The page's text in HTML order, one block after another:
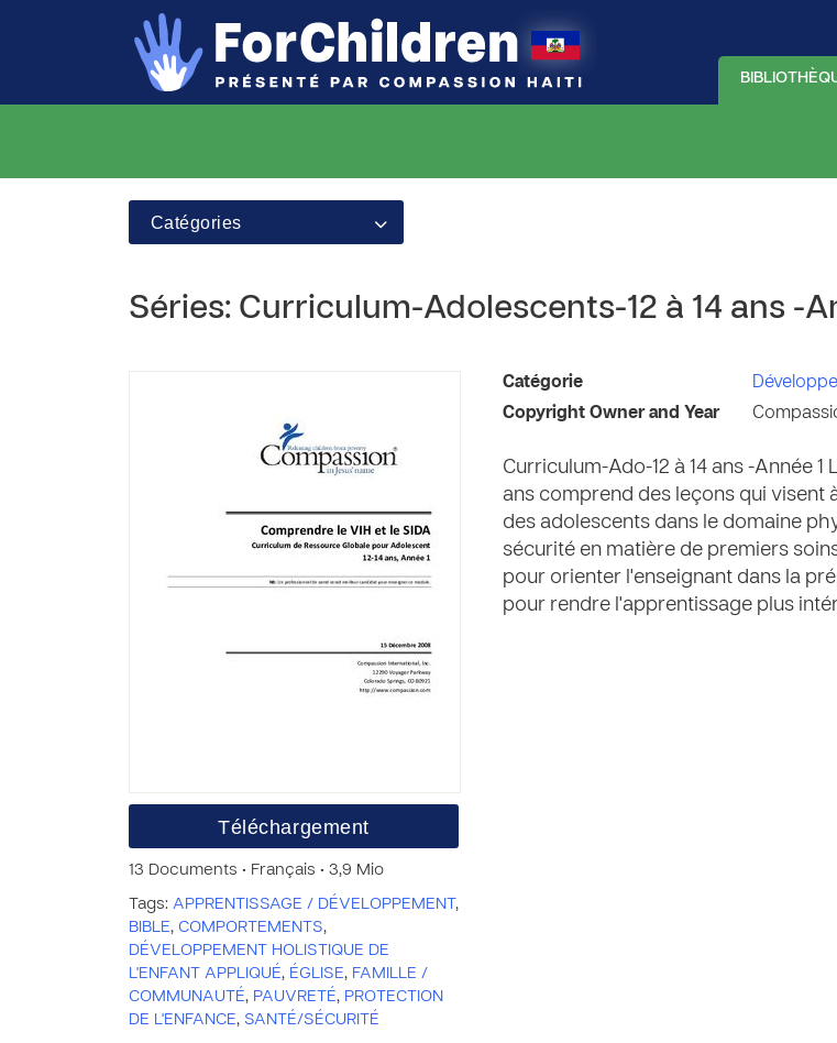
Catégories
Séries: Curriculum-Adolescents-12 à 14 ans -
Téléchargement
13 Documents • Français • 3,9 Mio
Tags: APPRENTISSAGE / DÉVELOPPEMENT ,
BIBLE, COMPORTEMENTS,
DÉVELOPPEMENT HOLISTIQUE DE
L'ENFANT APPLIQUÉ, ÉGLISE, FAMILLE /
COMMUNAUTÉ, PAUVRETÉ, PROTECTION
DE L'ENFANCE, SANTÉ/SÉCURITÉ
Catégorie
Copyright Owner and Year
Curriculum-Ado-12 à 14 ans -Année
ans comprend des leçons qui visent
des adolescents dans le domaine
sécurité en matière de premiers
pour orienter l'enseignant dans la
pour rendre l'apprentissage plus